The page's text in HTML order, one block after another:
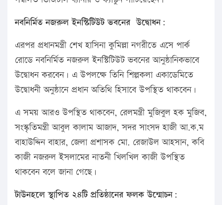
নবনির্মিত নজরুল ইনস্টিটিউট ভবনের উদ্বোধন:
এরপর প্রধানমন্ত্রী শেখ হাসিনা কুমিল্লা নগরীতে এসে পার্ক
রোডে নবনির্মিত নজরুল ইনস্টিটিউট ভবনের আনুষ্ঠানিকভাবে
উদ্বোধন করবেন। এ উপলক্ষে তিনি শিল্পকলা একাডেমিতে
উদ্বোধনী অনুষ্ঠানে প্রধান অতিথি হিসাবে উপস্থিত থাকবেন।
এ সময় আরও উপস্থিত থাকবেন, রেলমন্ত্রী মুজিবুল হক মুজিব,
সংস্কৃতিমন্ত্রী আবুল কালাম আজাদ, সদর সাংসদ হাজী আ.ক.ম
বাহাউদ্দিন বাহার, জেলা প্রশাসক মো. রেজাউল আহসান, কবি
কাজী নজরুল ইসলামের নাতনী খিলখিল কাজী উপস্থিত
থাকবেন বলে জানা গেছে।
টাউনহলে স্থাপিত ২৪টি প্রতিষ্ঠানের ফলক উন্মোচন: